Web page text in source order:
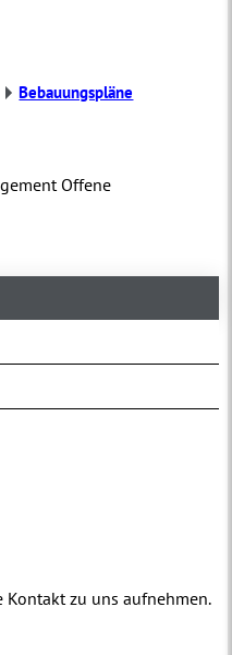
Bebauungspläne
Offene
Kontakt zu uns aufnehmen.